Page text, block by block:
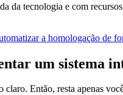
da tecnologia e com
a homologação de
um sistema
Então, resta apenas